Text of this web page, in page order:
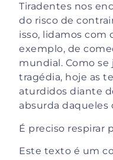
Tiradentes nos
do risco de
isso, lidamos com
exemplo, de
mundial. Como se
tragédia, hoje as
aturdidos diante
absurda daqueles
É preciso respirar
Este texto é um